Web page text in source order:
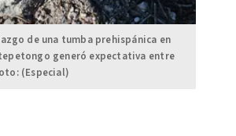
de una tumba prehispánica en
generó expectativa entre
(Especial)